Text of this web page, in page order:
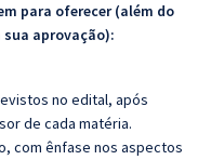
para oferecer (além do
sua aprovação):
no edital, após
de cada matéria.
com ênfase nos aspectos